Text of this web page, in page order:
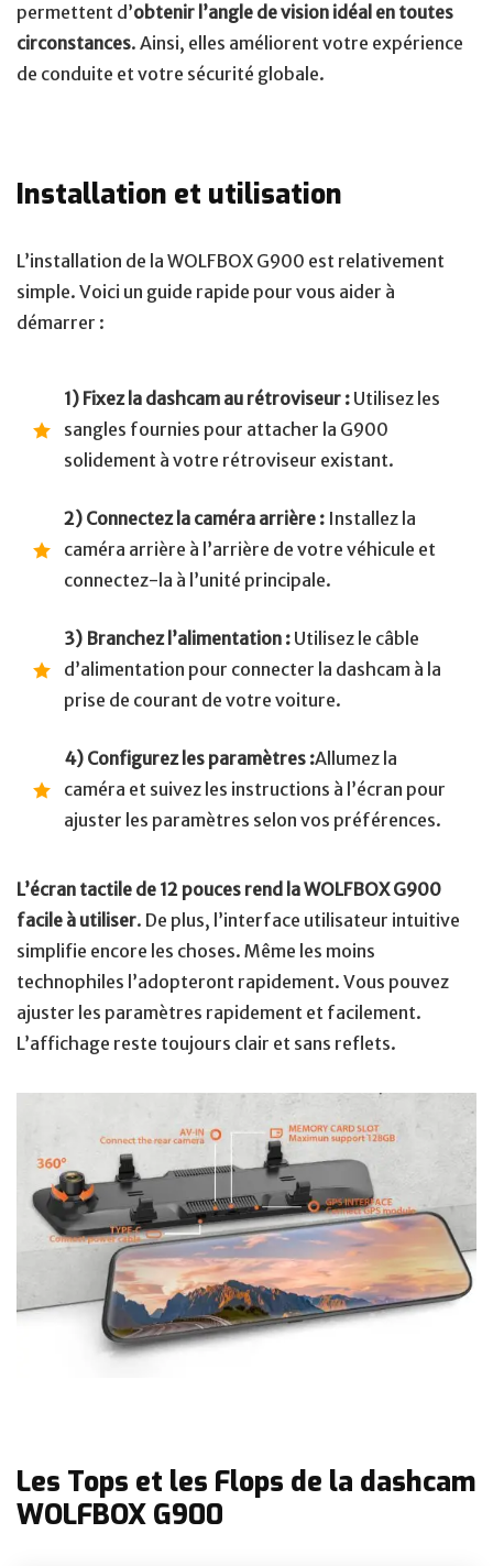
permettent d’obtenir l’angle de vision idéal en toutes
circonstances. Ainsi, elles améliorent votre expérience
de conduite et votre sécurité globale.
Installation et utilisation
L’installation de la WOLFBOX G900 est relativement
simple. Voici un guide rapide pour vous aider à
démarrer :
1) Fixez la dashcam au rétroviseur : Utilisez les
sangles fournies pour attacher la G900
solidement à votre rétroviseur existant.
2) Connectez la caméra arrière : Installez la
caméra arrière à l’arrière de votre véhicule et
connectez-la à l’unité principale.
3) Branchez l’alimentation : Utilisez le câble
d’alimentation pour connecter la dashcam à la
prise de courant de votre voiture.
4) Configurez les paramètres :Allumez la
caméra et suivez les instructions à l’écran pour
ajuster les paramètres selon vos préférences.
L’écran tactile de 12 pouces rend la WOLFBOX G900
facile à utiliser. De plus, l’interface utilisateur intuitive
simplifie encore les choses. Même les moins
technophiles l’adopteront rapidement. Vous pouvez
ajuster les paramètres rapidement et facilement.
L’affichage reste toujours clair et sans reflets.
Les Tops et les Flops de la dashcam
WOLFBOX G900